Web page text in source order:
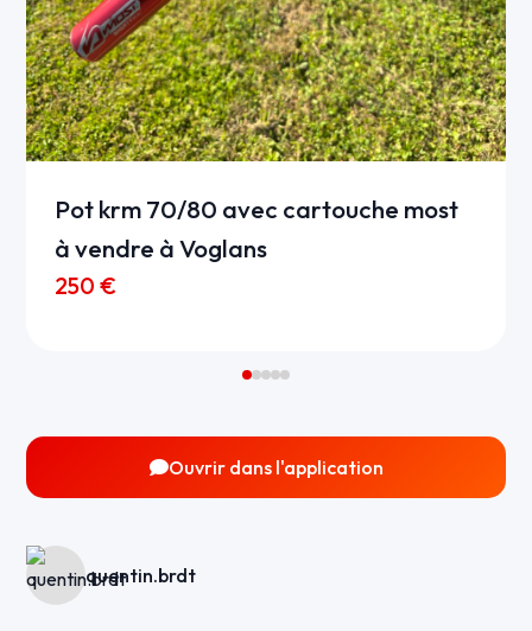
Pot krm 70/80 avec cartouche most
à vendre à Voglans
250 €
Ouvrir dans l'application
quentin.brdt